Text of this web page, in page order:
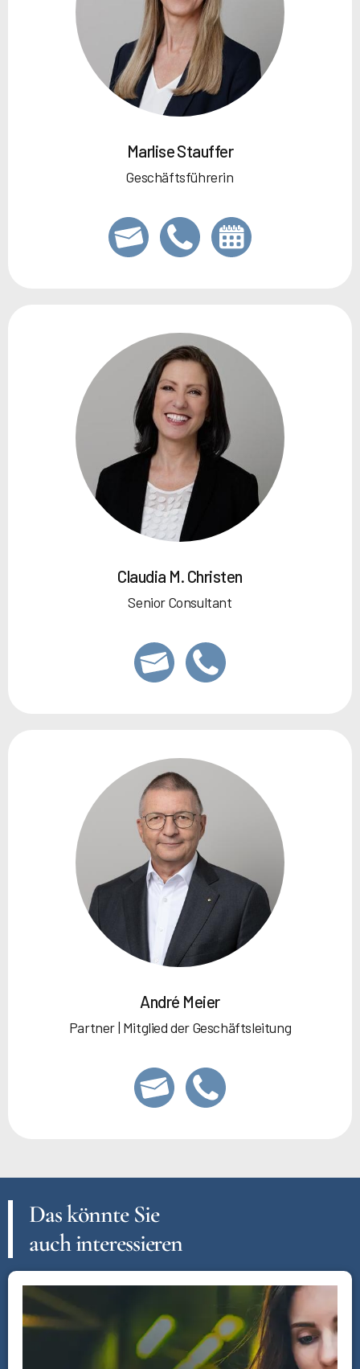
Marlise Stauffer
Geschäftsführerin
Claudia M. Christen
Senior Consultant
André Meier
Partner | Mitglied der Geschäftsleitung
Das könnte Sie
auch interessieren